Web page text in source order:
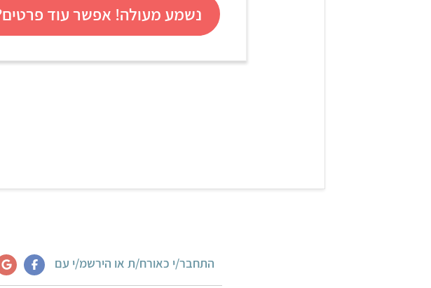
נשמע מעולה! אפשר עוד
התחבר/י כאורח/ת או הירשמ/י עם